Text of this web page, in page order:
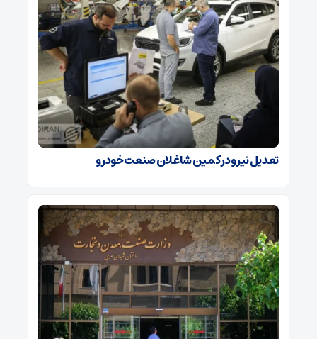
تعدیل نیرو در کمین شاغلان صنعت خودرو